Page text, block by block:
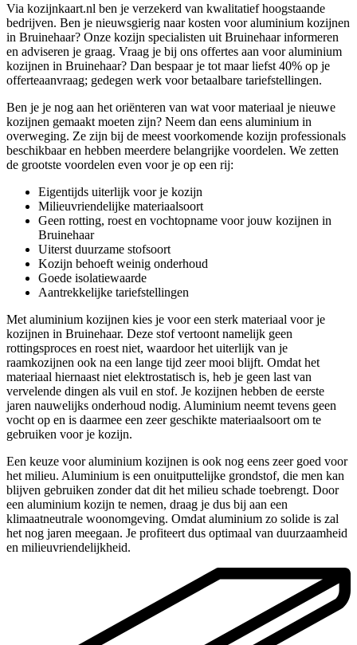
Via kozijnkaart.nl ben je verzekerd van kwalitatief hoogstaande
bedrijven. Ben je nieuwsgierig naar kosten voor aluminium kozijnen
in Bruinehaar? Onze kozijn specialisten uit Bruinehaar informeren
en adviseren je graag. Vraag je bij ons offertes aan voor aluminium
kozijnen in Bruinehaar? Dan bespaar je tot maar liefst 40% op je
offerteaanvraag; gedegen werk voor betaalbare tariefstellingen.
Ben je je nog aan het oriënteren van wat voor materiaal je nieuwe
kozijnen gemaakt moeten zijn? Neem dan eens aluminium in
overweging. Ze zijn bij de meest voorkomende kozijn professionals
beschikbaar en hebben meerdere belangrijke voordelen. We zetten
de grootste voordelen even voor je op een rij:
Eigentijds uiterlijk voor je kozijn
Milieuvriendelijke materiaalsoort
Geen rotting, roest en vochtopname voor jouw kozijnen in
Bruinehaar
Uiterst duurzame stofsoort
Kozijn behoeft weinig onderhoud
Goede isolatiewaarde
Aantrekkelijke tariefstellingen
Met aluminium kozijnen kies je voor een sterk materiaal voor je
kozijnen in Bruinehaar. Deze stof vertoont namelijk geen
rottingsproces en roest niet, waardoor het uiterlijk van je
raamkozijnen ook na een lange tijd zeer mooi blijft. Omdat het
materiaal hiernaast niet elektrostatisch is, heb je geen last van
vervelende dingen als vuil en stof. Je kozijnen hebben de eerste
jaren nauwelijks onderhoud nodig. Aluminium neemt tevens geen
vocht op en is daarmee een zeer geschikte materiaalsoort om te
gebruiken voor je kozijn.
Een keuze voor aluminium kozijnen is ook nog eens zeer goed voor
het milieu. Aluminium is een onuitputtelijke grondstof, die men kan
blijven gebruiken zonder dat dit het milieu schade toebrengt. Door
een aluminium kozijn te nemen, draag je dus bij aan een
klimaatneutrale woonomgeving. Omdat aluminium zo solide is zal
het nog jaren meegaan. Je profiteert dus optimaal van duurzaamheid
en milieuvriendelijkheid.